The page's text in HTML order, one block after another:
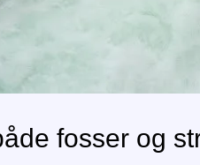
fosser og